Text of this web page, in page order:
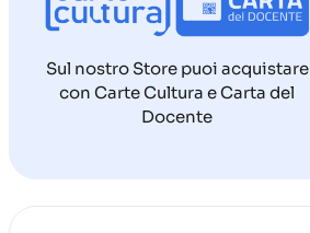
Sul nostro Store puoi acquistare
con Carte Cultura e Carta del
Docente